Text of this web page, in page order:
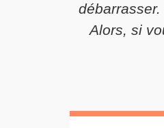
Alors, si